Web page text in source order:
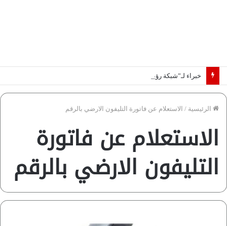
خبراء لـ”شبكة رؤية”: «اتفاق مكة» يغيّر قواعد اللعبة بالشرق الأوسط
الرئيسية / الاستعلام عن فاتورة التليفون الارضي بالرقم
الاستعلام عن فاتورة
التليفون الارضي بالرقم